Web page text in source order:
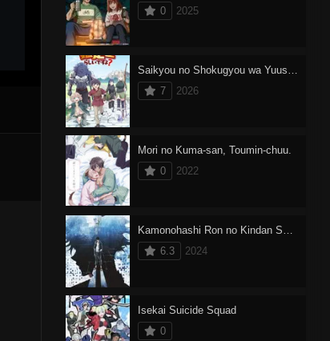
0
2025
Saikyou no Shokugyou wa Yuusha demo Kenja demo Naku Kanteishi (Kari) Rashii desu yo?
7
2026
Mori no Kuma-san, Toumin-chuu.
0
2022
Kamonohashi Ron no Kindan Suiri 2
6.3
2024
Isekai Suicide Squad
0